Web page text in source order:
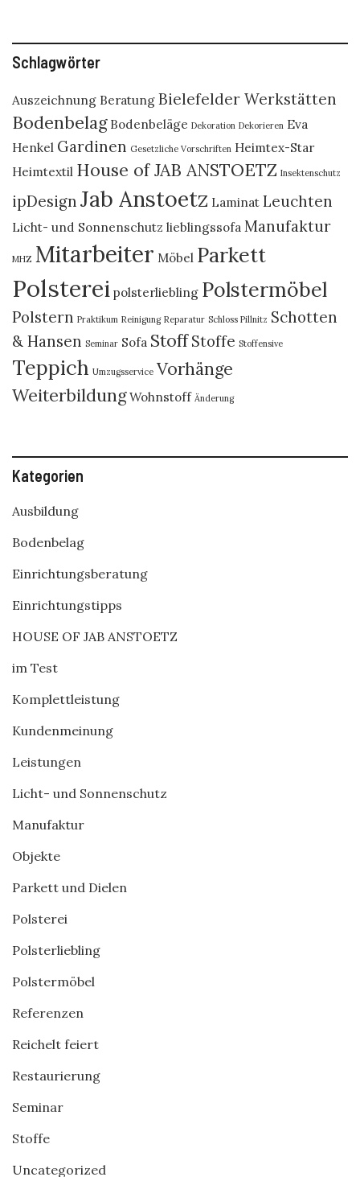
Schlagwörter
Auszeichnung Beratung Bielefelder Werkstätten
Bodenbelag Bodenbeläge Dekoration Dekorieren Eva
Henkel Gardinen Gesetzliche Vorschriften Heimtex-Star
Heimtextil House of JAB ANSTOETZ Insektenschutz
ipDesign Jab Anstoetz Laminat Leuchten
Licht- und Sonnenschutz lieblingssofa Manufaktur
MHZ Mitarbeiter Möbel Parkett
Polsterei polsterliebling Polstermöbel
Polstern Praktikum Reinigung Reparatur Schloss Pillnitz Schotten
& Hansen Seminar Sofa Stoff Stoffe Stoffensive
Teppich Umzugsservice Vorhänge
Weiterbildung Wohnstoff Änderung
Kategorien
Ausbildung
Bodenbelag
Einrichtungsberatung
Einrichtungstipps
HOUSE OF JAB ANSTOETZ
im Test
Komplettleistung
Kundenmeinung
Leistungen
Licht- und Sonnenschutz
Manufaktur
Objekte
Parkett und Dielen
Polsterei
Polsterliebling
Polstermöbel
Referenzen
Reichelt feiert
Restaurierung
Seminar
Stoffe
Uncategorized